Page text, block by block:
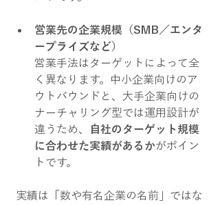
営業先の企業規模（SMB／エンタ
ープライズなど）
営業手法はターゲットによって全
く異なります。中小企業向けのア
ウトバウンドと、大手企業向けの
ナーチャリング型では運用設計が
違うため、
自社のターゲット規模
に合わせた実績があるかがポイン
トです。